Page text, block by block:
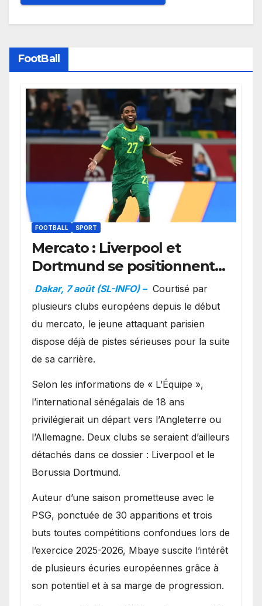
FootBall
FOOTBALL SPORT
Mercato : Liverpool et
Dortmund se positionnent
en favoris pour recruter
Ibrahim Mbaye
Dakar, 7 août (SL-INFO) – Courtisé par
plusieurs clubs européens depuis le début
du mercato, le jeune attaquant parisien
dispose déjà de pistes sérieuses pour la suite
de sa carrière.
Selon les informations de « L’Équipe »,
l’international sénégalais de 18 ans
privilégierait un départ vers l’Angleterre ou
l’Allemagne. Deux clubs se seraient d’ailleurs
détachés dans ce dossier : Liverpool et le
Borussia Dortmund.
Auteur d’une saison prometteuse avec le
PSG, ponctuée de 30 apparitions et trois
buts toutes compétitions confondues lors de
l’exercice 2025-2026, Mbaye suscite l’intérêt
de plusieurs écuries européennes grâce à
son potentiel et à sa marge de progression.